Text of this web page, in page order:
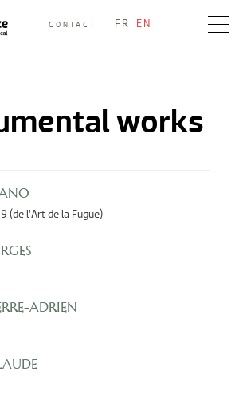
CONTACT FR EN
works
(de l’Art de la Fugue)
ADRIEN